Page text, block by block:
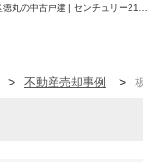
不動産売却事例 板